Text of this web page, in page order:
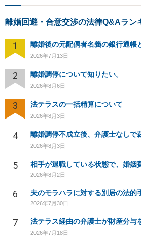
離婚回避・合意交渉の法律Q&Aラン
1
2026年7月13日
2 離婚調停について知りたい。
2026年8月6日
3 法テラスの一括精算について
2026年8月3日
4 離婚調停不成立後、弁護士なしで
2026年8月3日
5
2026年8月2日
6 夫のモラハラに対する別居の法的
2026年7月30日
7 法テラス経由の弁護士が財産分与
2026年7月18日